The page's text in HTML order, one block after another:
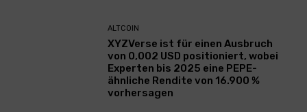
ALTCOIN
XYZVerse ist für einen Ausbruch
von 0,002 USD positioniert, wobei
Experten bis 2025 eine PEPE-
ähnliche Rendite von 16.900 %
vorhersagen